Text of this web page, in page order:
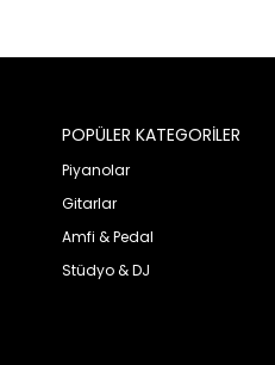
POPÜLER KATEGORİLER
Piyanolar
Gitarlar
Amfi & Pedal
Stüdyo & DJ